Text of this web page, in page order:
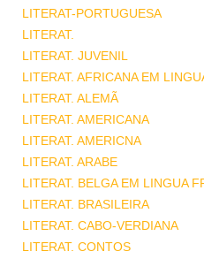
LITERAT-PORTUGUESA
LITERAT.
LITERAT. JUVENIL
LITERAT. AFRICANA EM
LITERAT. ALEMÃ
LITERAT. AMERICANA
LITERAT. AMERICNA
LITERAT. ARABE
LITERAT. BELGA EM LINGUA
LITERAT. BRASILEIRA
LITERAT. CABO-VERDIANA
LITERAT. CONTOS